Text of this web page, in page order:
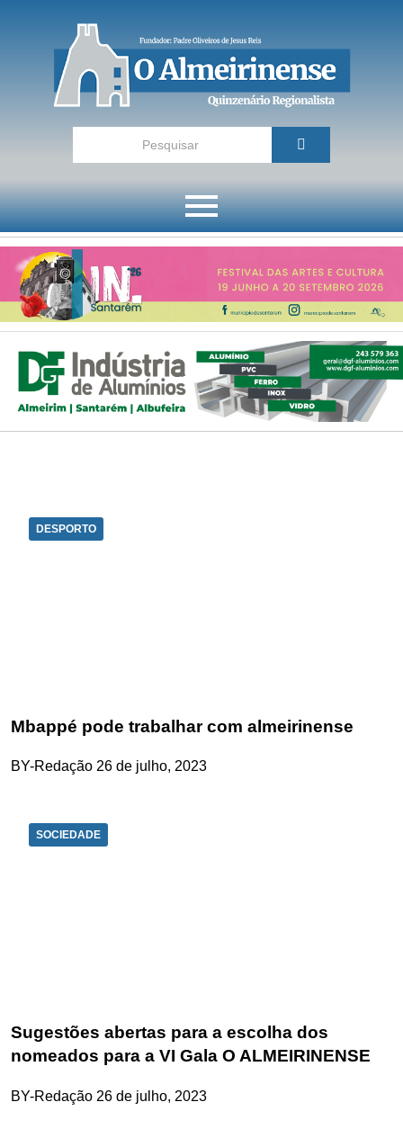
DESPORTO
Mbappé pode trabalhar com almeirinense
BY-Redação 26 de julho, 2023
SOCIEDADE
Sugestões abertas para a escolha dos
nomeados para a VI Gala O ALMEIRINENSE
BY-Redação 26 de julho, 2023